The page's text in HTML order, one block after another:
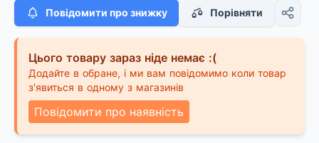
Повідомити про знижку Порівняти
Цього товару зараз ніде немає :(
Додайте в обране, і ми вам повідомимо коли товар
з'явиться в одному з магазинів
Повідомити про наявність